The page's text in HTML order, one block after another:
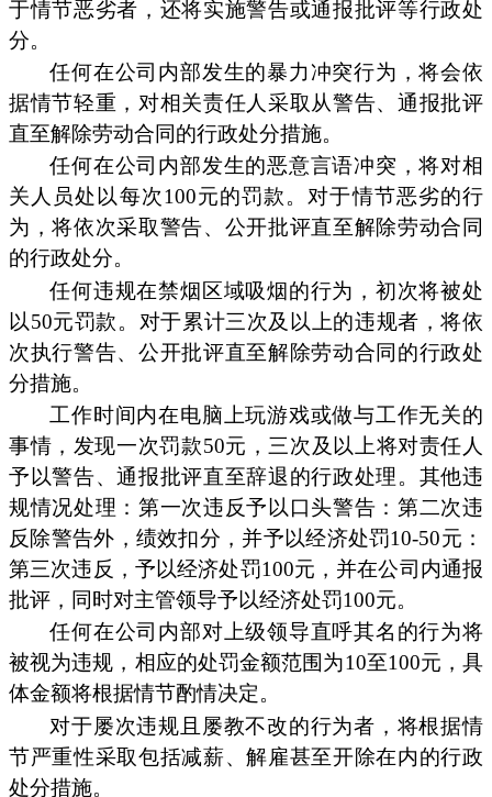
于情节恶劣者，还将实施警告或通报批评等行政处
分。
任何在公司内部发生的暴力冲突行为，将会依
据情节轻重，对相关责任人采取从警告、通报批评
直至解除劳动合同的行政处分措施。
任何在公司内部发生的恶意言语冲突，将对相
关人员处以每次100元的罚款。对于情节恶劣的行
为，将依次采取警告、公开批评直至解除劳动合同
的行政处分。
任何违规在禁烟区域吸烟的行为，初次将被处
以50元罚款。对于累计三次及以上的违规者，将依
次执行警告、公开批评直至解除劳动合同的行政处
分措施。
工作时间内在电脑上玩游戏或做与工作无关的
事情，发现一次罚款50元，三次及以上将对责任人
予以警告、通报批评直至辞退的行政处理。其他违
规情况处理：第一次违反予以口头警告：第二次违
反除警告外，绩效扣分，并予以经济处罚10-50元：
第三次违反，予以经济处罚100元，并在公司内通报
批评，同时对主管领导予以经济处罚100元。
任何在公司内部对上级领导直呼其名的行为将
被视为违规，相应的处罚金额范围为10至100元，具
体金额将根据情节酌情决定。
对于屡次违规且屡教不改的行为者，将根据情
节严重性采取包括减薪、解雇甚至开除在内的行政
处分措施。